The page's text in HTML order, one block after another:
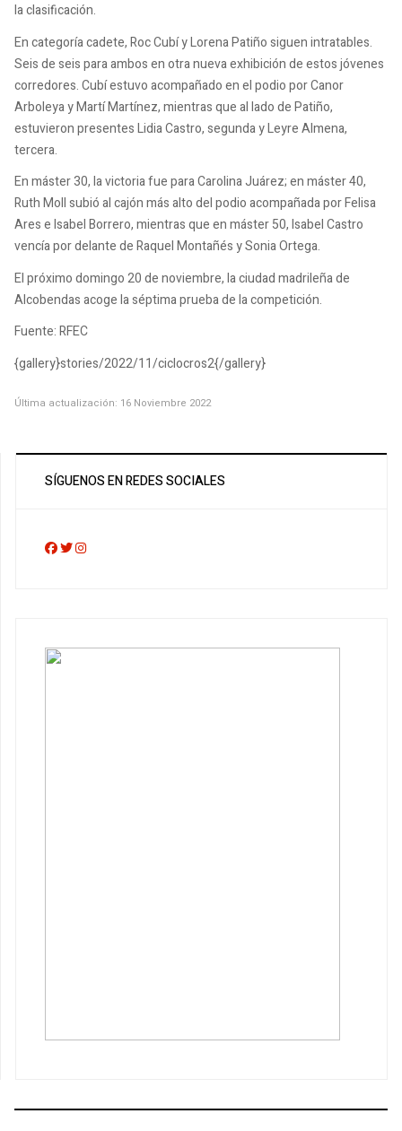
la clasificación.
En categoría cadete, Roc Cubí y Lorena Patiño siguen intratables.
Seis de seis para ambos en otra nueva exhibición de estos jóvenes
corredores. Cubí estuvo acompañado en el podio por Canor
Arboleya y Martí Martínez, mientras que al lado de Patiño,
estuvieron presentes Lidia Castro, segunda y Leyre Almena,
tercera.
En máster 30, la victoria fue para Carolina Juárez; en máster 40,
Ruth Moll subió al cajón más alto del podio acompañada por Felisa
Ares e Isabel Borrero, mientras que en máster 50, Isabel Castro
vencía por delante de Raquel Montañés y Sonia Ortega.
El próximo domingo 20 de noviembre, la ciudad madrileña de
Alcobendas acoge la séptima prueba de la competición.
Fuente: RFEC
{gallery}stories/2022/11/ciclocros2{/gallery}
Última actualización: 16 Noviembre 2022
SÍGUENOS EN REDES SOCIALES